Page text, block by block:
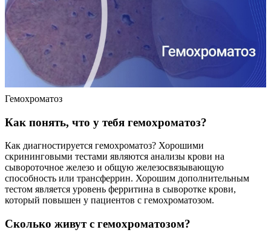
Гемохроматоз
Как понять, что у тебя гемохроматоз?
Как диагностируется гемохроматоз? Хорошими
скрининговыми тестами являются анализы крови на
сывороточное железо и общую железосвязывающую
способность или трансферрин. Хорошим дополнительным
тестом является уровень ферритина в сыворотке крови,
который повышен у пациентов с гемохроматозом.
Сколько живут с гемохроматозом?